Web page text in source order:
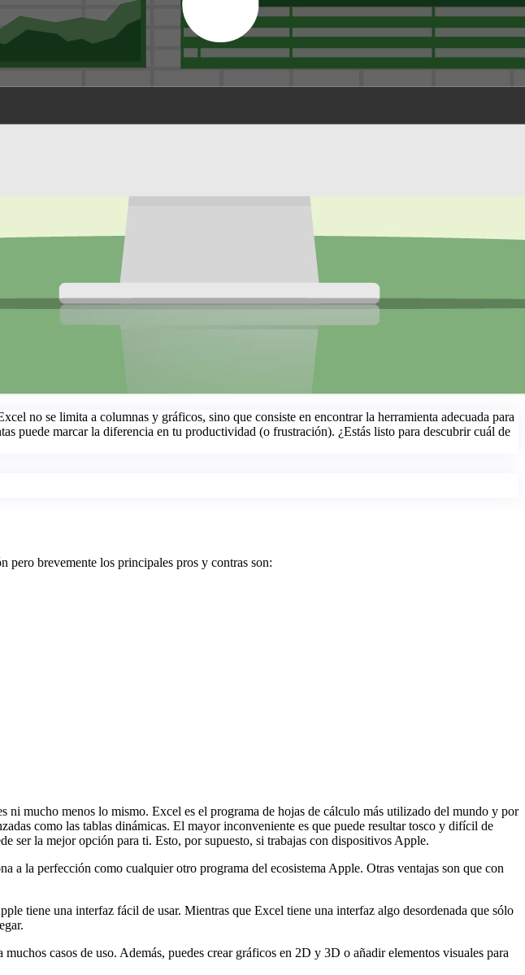
no se limita a columnas y gráficos, sino que consiste en encontrar la herramienta adecuada para
puede marcar la diferencia en tu productividad (o frustración). ¿Estás listo para descubrir cuál de
pero brevemente los principales pros y contras son:
ni mucho menos lo mismo. Excel es el programa de hojas de cálculo más utilizado del mundo y por
como las tablas dinámicas. El mayor inconveniente es que puede resultar tosco y difícil de
ser la mejor opción para ti. Esto, por supuesto, si trabajas con dispositivos Apple.
a la perfección como cualquier otro programa del ecosistema Apple. Otras ventajas son que con
tiene una interfaz fácil de usar. Mientras que Excel tiene una interfaz algo desordenada que sólo
casos de uso. Además, puedes crear gráficos en 2D y 3D o añadir elementos visuales para